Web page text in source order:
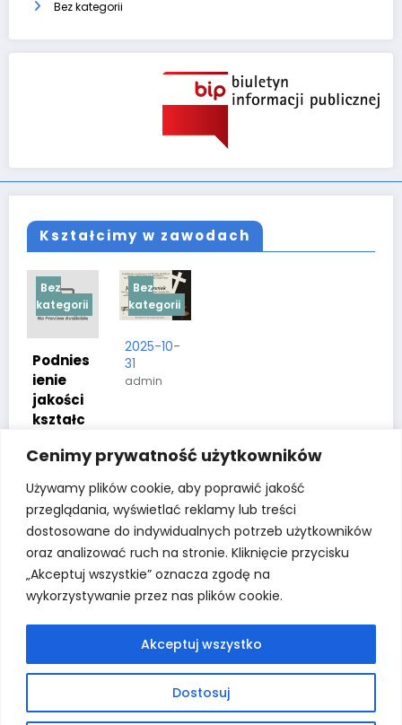
Cenimy prywatność użytkowników
Używamy plików cookie, aby poprawić jakość
przeglądania, wyświetlać reklamy lub treści
dostosowane do indywidualnych potrzeb użytkowników
oraz analizować ruch na stronie. Kliknięcie przycisku
„Akceptuj wszystkie” oznacza zgodę na
wykorzystywanie przez nas plików cookie.
Dostosuj
Akceptuj wszystko
Bez kategorii
Kształcimy w zawodach
Bez
kategorii
Podnies
ienie
jakości
kształc
zawodo
powieci
e
krotosz
yńskim
2026-
06-22
Bez
kategorii
2025-10-
31
admin
SZKOŁA KONTAKT BIP DAWNA STRONA RODO